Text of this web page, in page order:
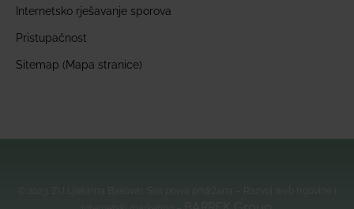
Internetsko rješavanje sporova
Pristupačnost
Sitemap (Mapa stranice)